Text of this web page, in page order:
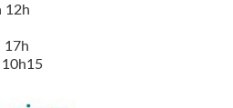
12h
17h
10h15